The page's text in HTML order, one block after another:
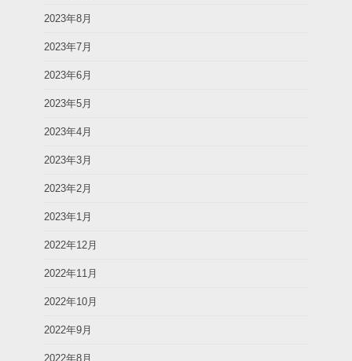
2023年8月
2023年7月
2023年6月
2023年5月
2023年4月
2023年3月
2023年2月
2023年1月
2022年12月
2022年11月
2022年10月
2022年9月
2022年8月